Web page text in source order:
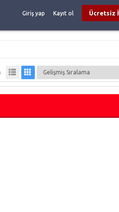
Giriş yap Kayıt ol Ücretsiz